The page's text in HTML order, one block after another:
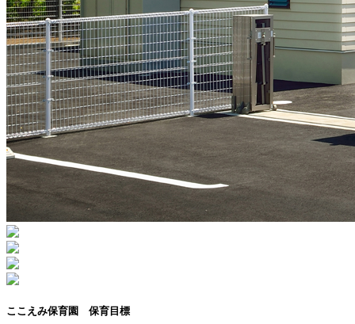
ここえみ保育園 保育目標